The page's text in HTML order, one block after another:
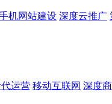
机网站建设 深度云推广
运营 移动互联网 深度